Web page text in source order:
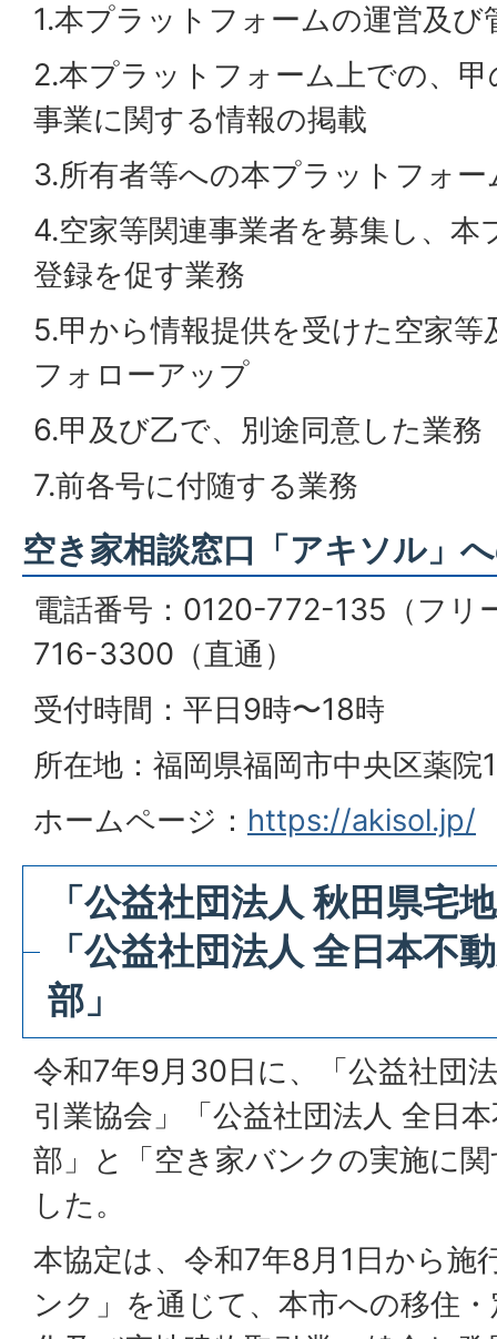
1.本プラットフォームの運営及び
2.本プラットフォーム上での、
事業に関する情報の掲載
3.所有者等への本プラットフォ
4.空家等関連事業者を募集し、
登録を促す業務
5.甲から情報提供を受けた空家
フォローアップ
6.甲及び乙で、別途同意した業務
7.前各号に付随する業務
空き家相談窓口「アキソル」
電話番号：0120-772-135（フリ
716-3300（直通）
受付時間：平日9時〜18時
所在地：福岡県福岡市中央区薬
ホームページ： https://akisol.jp/
「公益社団法人 秋田県宅
「公益社団法人 全日本不
部」
令和7年9月30日に、「公益社団
引業協会」「公益社団法人 全日
部」と「空き家バンクの実施に
した。
本協定は、令和7年8月1日から施
ンク」を通じて、本市への移住